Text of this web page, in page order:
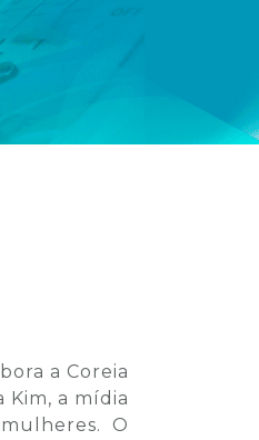
a Coreia
a mídia
O